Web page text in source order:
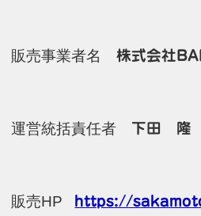
販売事業者名株式会社
運営統括責任者 下田 隆
販売HP
https://